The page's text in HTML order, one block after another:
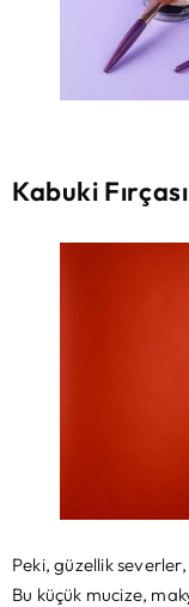
Kabuki
Peki, güzellik
Bu küçük mucize,